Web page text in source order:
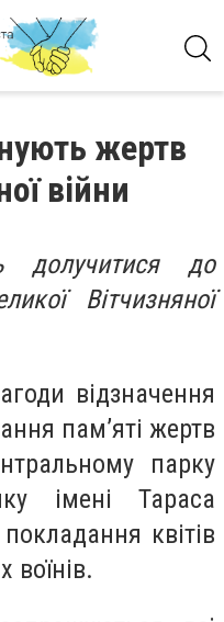
жертв
війни
долучитися до
Вітчизняної
відзначення
пам’яті жертв
парку
імені Тараса
квітів
воїнів.